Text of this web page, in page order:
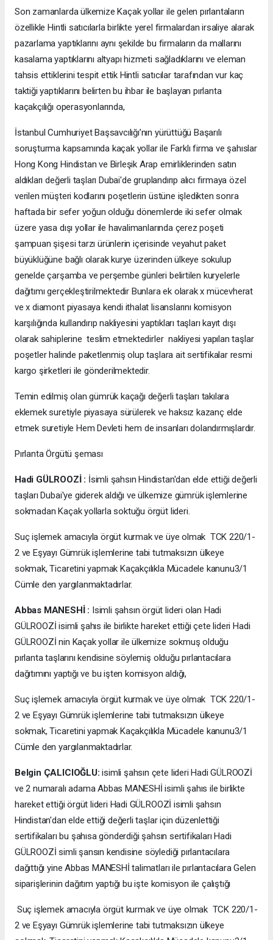
Son zamanlarda ülkemize Kaçak yollar ile gelen pırlantaların
özellikle Hintli satıcılarla birlikte yerel firmalardan irsaliye alarak
pazarlama yaptıklarını aynı şekilde bu firmaların da mallarını
kasalama yaptıklarını altyapı hizmeti sağladıklarını ve eleman
tahsis ettiklerini tespit ettik Hintli satıcılar tarafından vur kaç
taktiği yaptıklarını belirten bu ihbar ile başlayan pırlanta
kaçakçılığı operasyonlarında,
İstanbul Cumhuriyet Başsavcılığı’nın yürüttüğü Başarılı
soruşturma kapsamında kaçak yollar ile Farklı firma ve şahıslar
Hong Kong Hindistan ve Birleşik Arap emirliklerinden satın
aldıkları değerli taşları Dubai'de gruplandırıp alıcı firmaya özel
verilen müşteri kodlarını poşetlerin üstüne işledikten sonra
haftada bir sefer yoğun olduğu dönemlerde iki sefer olmak
üzere yasa dışı yollar ile havalimanlarında çerez poşeti
şampuan şişesi tarzı ürünlerin içerisinde veyahut paket
büyüklüğüne bağlı olarak kurye üzerinden ülkeye sokulup
genelde çarşamba ve perşembe günleri belirtilen kuryelerle
dağıtımı gerçekleştirilmektedir Bunlara ek olarak x mücevherat
ve x diamont piyasaya kendi ithalat lisanslarını komisyon
karşılığında kullandırıp nakliyesini yaptıkları taşları kayıt dışı
olarak sahiplerine teslim etmektedirler nakliyesi yapılan taşlar
poşetler halinde paketlenmiş olup taşlara ait sertifikalar resmi
kargo şirketleri ile gönderilmektedir.
Temin edilmiş olan gümrük kaçağı değerli taşları takılara
eklemek suretiyle piyasaya sürülerek ve haksız kazanç elde
etmek suretiyle Hem Devleti hem de insanları dolandırmışlardır.
Pırlanta Örgütü şeması
Hadi GÜLROOZİ : İsimli şahsın Hindistan'dan elde ettiği değerli
taşları Dubai'ye giderek aldığı ve ülkemize gümrük işlemlerine
sokmadan Kaçak yollarla soktuğu örgüt lideri.
Suç işlemek amacıyla örgüt kurmak ve üye olmak TCK 220/1-
2 ve Eşyayı Gümrük işlemlerine tabi tutmaksızın ülkeye
sokmak, Ticaretini yapmak Kaçakçılıkla Mücadele kanunu3/1
Cümle den yargılanmaktadırlar.
Abbas MANESHİ : Isimli şahsın örgüt lideri olan Hadi
GÜLROOZİ isimli şahıs ile birlikte hareket ettiği çete lideri Hadi
GÜLROOZİ nin Kaçak yollar ile ülkemize sokmuş olduğu
pırlanta taşlarını kendisine söylemiş olduğu pırlantacılara
dağıtımını yaptığı ve bu işten komisyon aldığı,
Suç işlemek amacıyla örgüt kurmak ve üye olmak TCK 220/1-
2 ve Eşyayı Gümrük işlemlerine tabi tutmaksızın ülkeye
sokmak, Ticaretini yapmak Kaçakçılıkla Mücadele kanunu3/1
Cümle den yargılanmaktadırlar.
Belgin ÇALICIOĞLU: isimli şahsın çete lideri Hadi GÜLROOZİ
ve 2 numaralı adama Abbas MANESHİ isimli şahıs ile birlikte
hareket ettiği örgüt lideri Hadi GÜLROOZİ isimli şahsın
Hindistan'dan elde ettiği değerli taşlar için düzenlettiği
sertifikaları bu şahısa gönderdiği şahsın sertifikaları Hadi
GÜLROOZİ simli şansın kendisine söylediği pırlantacılara
dağıttığı yine Abbas MANESHİ talimatları ile pırlantacılara Gelen
siparişlerinin dağıtım yaptığı bu işte komisyon ile çalıştığı
Suç işlemek amacıyla örgüt kurmak ve üye olmak TCK 220/1-
2 ve Eşyayı Gümrük işlemlerine tabi tutmaksızın ülkeye